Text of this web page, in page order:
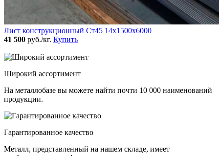
Лист конструкционный Ст45 14х1500х6000
41 500 руб./кг. Купить
Широкий ассортимент
На металлобазе вы можете найти почти 10 000 наименований
продукции.
Гарантированное качество
Металл, представленный на нашем складе, имеет